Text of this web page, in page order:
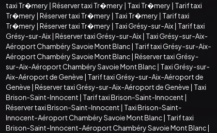
taxi Tr�mery | Réserver taxi Tr�mery | Taxi Tr�mery | Tarif taxi
Tr�mery | Réserver taxi Tr�mery | Taxi Tr�mery | Tarif taxi
Tr�mery | Réserver taxi Tr�mery | Taxi Grésy-sur-Aix| Tarif taxi
Grésy-sur-Aix| Réserver taxi Grésy-sur-Aix| Taxi Grésy-sur-Aix-
Aéroport Chambéry Savoie Mont Blanc| Tarif taxi Grésy-sur-Aix-
Aéroport Chambéry Savoie Mont Blanc| Réserver taxi Grésy-
sur-Aix-Aéroport Chambéry Savoie Mont Blanc| Taxi Grésy-sur-
Aix-Aéroport de Genève | Tarif taxi Grésy-sur-Aix-Aéroport de
Genève | Réserver taxi Grésy-sur-Aix-Aéroport de Genève | Taxi
Brison-Saint-Innocent | Tarif taxi Brison-Saint-Innocent |
Réserver taxi Brison-Saint-Innocent | Taxi Brison-Saint-
Innocent-Aéroport Chambéry Savoie Mont Blanc| Tarif taxi
Brison-Saint-Innocent-Aéroport Chambéry Savoie Mont Blanc|